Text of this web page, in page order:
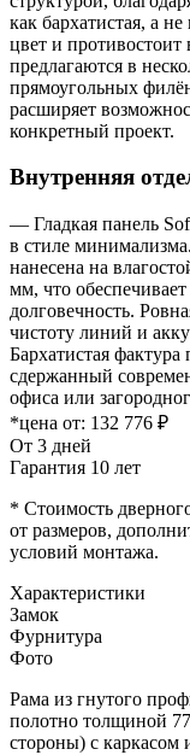
как бархатистая, а
цвет и
предлагаются в
прямоугольных
расширяет
конкретный проект.
Внутренняя
— Гладкая панель
в стиле
нанесена на
мм, что
долговечность.
чистоту линий и
Бархатистая
сдержанный
офиса или
*цена от: 132 776 ₽
От 3 дней
Гарантия 10 лет
* Стоимость
от размеров,
условий монтажа.
Характеристики
Замок
Фурнитура
Фото
Рама из гнутого
полотно толщиной
стороны) c каркасом